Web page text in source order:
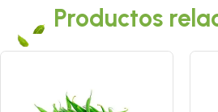
Productos